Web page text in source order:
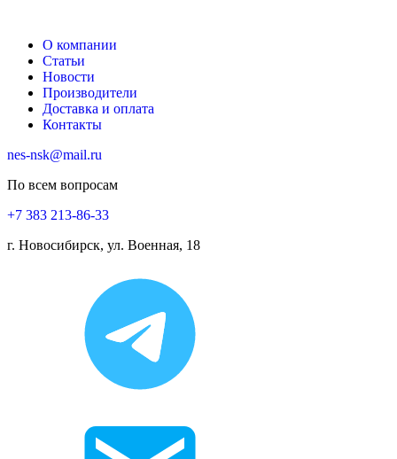
О компании
Статьи
Новости
Производители
Доставка и оплата
Контакты
nes-nsk@mail.ru
По всем вопросам
+7 383 213-86-33
г. Новосибирск, ул. Военная, 18